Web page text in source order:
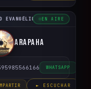
EVANGÉLICO DEL PARAGUAY
EN AIRE
Arapaha
WHATSAPP
► ESCUCHAR